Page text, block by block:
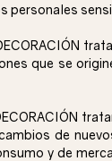
personales
DECORACIÓN
que se
DECORACIÓN
de
y de